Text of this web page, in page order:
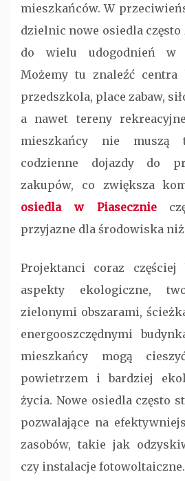
mieszkańców. W
dzielnic nowe osiedla często
do wielu udogodnień w
Możemy tu znaleźć centra
przedszkola, place zabaw,
a nawet tereny
mieszkańcy nie muszą
codzienne dojazdy do
zakupów, co zwiększa
osiedla w Piasecznie
przyjazne dla środowiska
Projektanci coraz
aspekty ekologiczne,
zielonymi obszarami,
energooszczędnymi
mieszkańcy mogą
powietrzem i bardziej
życia. Nowe osiedla często
pozwalające na
zasobów, takie jak
czy instalacje fotowoltaiczne.